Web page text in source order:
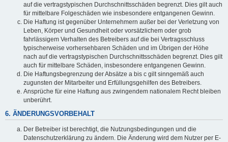
auf die vertragstypischen Durchschnittsschäden begrenzt. Dies gilt auch
für mittelbare Folgeschäden wie insbesondere entgangenen Gewinn.
Die Haftung ist gegenüber Unternehmern außer bei der Verletzung von
Leben, Körper und Gesundheit oder vorsätzlichem oder grob
fahrlässigem Verhalten des Betreibers auf die bei Vertragsschluss
typischerweise vorhersehbaren Schäden und im Übrigen der Höhe
nach auf die vertragstypischen Durchschnittsschäden begrenzt. Dies gilt
auch für mittelbare Schäden, insbesondere entgangenen Gewinn.
Die Haftungsbegrenzung der Absätze a bis c gilt sinngemäß auch
zugunsten der Mitarbeiter und Erfüllungsgehilfen des Betreibers.
Ansprüche für eine Haftung aus zwingendem nationalem Recht bleiben
unberührt.
6. ÄNDERUNGSVORBEHALT
Der Betreiber ist berechtigt, die Nutzungsbedingungen und die
Datenschutzerklärung zu ändern. Die Änderung wird dem Nutzer per E-